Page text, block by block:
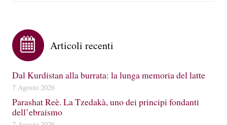
Articoli recenti
Dal Kurdistan alla burrata: la lunga memoria del latte
7 Agosto 2026
Parashat Reè. La Tzedakà, uno dei principi fondanti
dell’ebraismo